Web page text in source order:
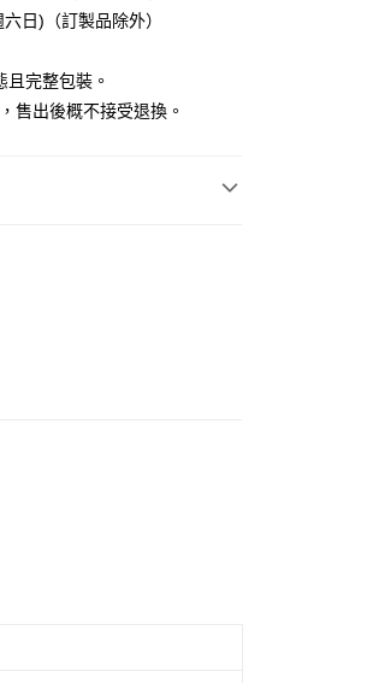
)免運費
日)（訂製品除外）
完整包裝。
售出後概不接受退換。